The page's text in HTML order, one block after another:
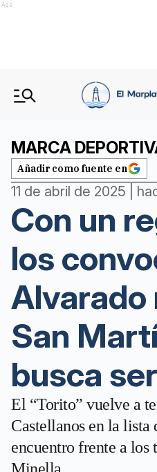
Ads
MARCA
Añadir como fuente en
11 de abril de 2025 |
Con un
los
Alvarado
San
busca
El “Torito” vuelve a
Castellanos en la lista
encuentro frente a los